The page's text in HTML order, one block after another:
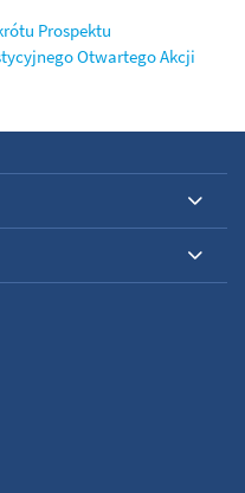
Prospektu
Otwartego Akcji